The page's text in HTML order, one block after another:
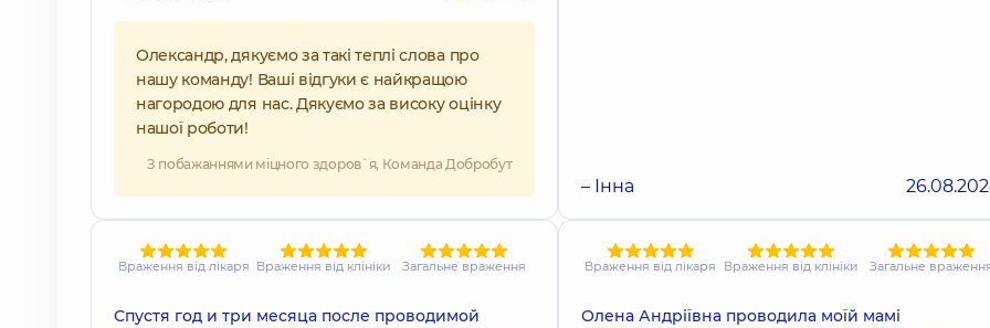
Олександр, дякуємо за такі теплі слова про
нашу команду! Ваші відгуки є найкращою
нагородою для нас. Дякуємо за високу оцінку
нашої роботи!
З побажаннями міцного здоров`я, Команда Добробут
– Інна
Враження від лікаря Враження від клініки Загальне враження
Спустя год и три месяца после проводимой
Враження від лікаря Враження від клініки Загальне
Олена Андріївна проводила моїй мамі